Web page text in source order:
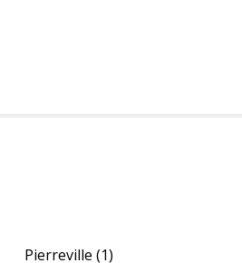
Pierreville (1)